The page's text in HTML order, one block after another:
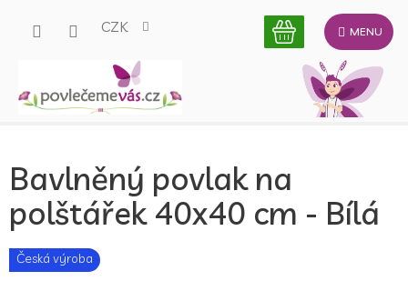
CZK
Bavlněný povlak na
polštářek 40x40 cm - Bílá
Česká výroba